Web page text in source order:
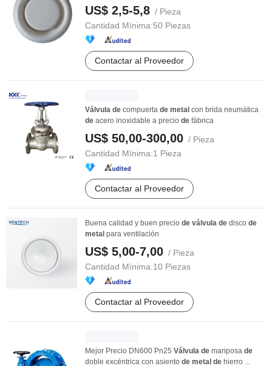
US$ 2,5-5,8 / Pieza
Cantidad Mínima:50 Piezas
Contactar al Proveedor
Válvula de compuerta de metal con brida neumática
de acero inoxidable a precio de fábrica
US$ 50,00-300,00 / Pieza
Cantidad Mínima:1 Pieza
Contactar al Proveedor
Buena calidad y buen precio de válvula de disco de
metal para ventilación
US$ 5,00-7,00 / Pieza
Cantidad Mínima:10 Piezas
Contactar al Proveedor
Mejor Precio DN600 Pn25 Válvula de mariposa de
doble excéntrica con asiento de metal de hierro ...